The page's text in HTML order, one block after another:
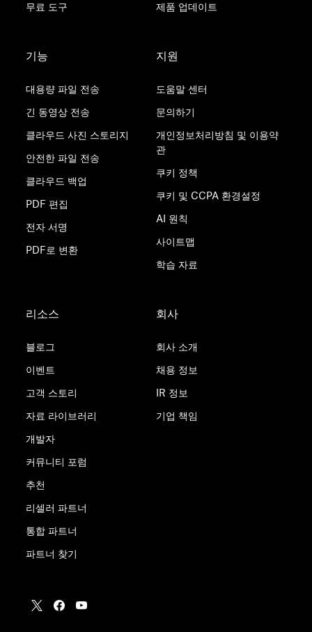
무료 도구
제품 업데이트
기능
대용량 파일 전송
긴 동영상 전송
클라우드 사진 스토리지
안전한 파일 전송
클라우드 백업
PDF 편집
전자 서명
PDF로 변환
지원
도움말 센터
문의하기
개인정보처리방침 및 이용약
관
쿠키 정책
쿠키 및 CCPA 환경설정
AI 원칙
사이트맵
학습 자료
리소스
블로그
이벤트
고객 스토리
자료 라이브러리
개발자
커뮤니티 포럼
추천
리셀러 파트너
통합 파트너
파트너 찾기
회사
회사 소개
채용 정보
IR 정보
기업 책임